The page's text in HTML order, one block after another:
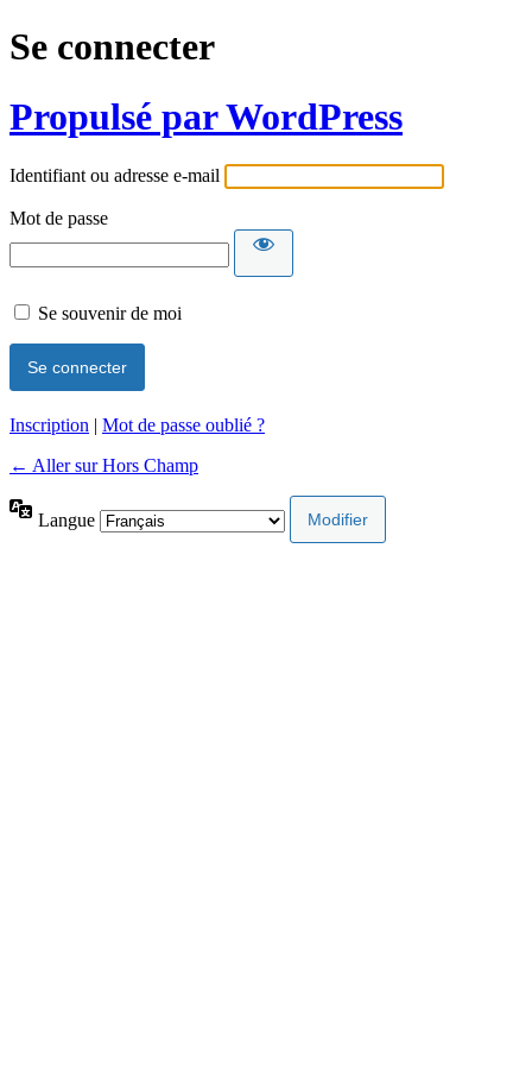
Se connecter
Propulsé par WordPress
Identifiant ou adresse e-mail
Mot de passe
Se souvenir de moi
Inscription | Mot de passe oublié ?
← Aller sur Hors Champ
Langue